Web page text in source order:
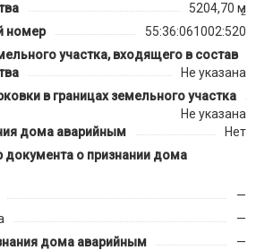
5204,70 м2
номер
55:36:061002:520
участка, входящего в состав
Не указана
в границах земельного участка
Не указана
дома аварийным
Нет
документа о признании дома
—
—
дома аварийным
—